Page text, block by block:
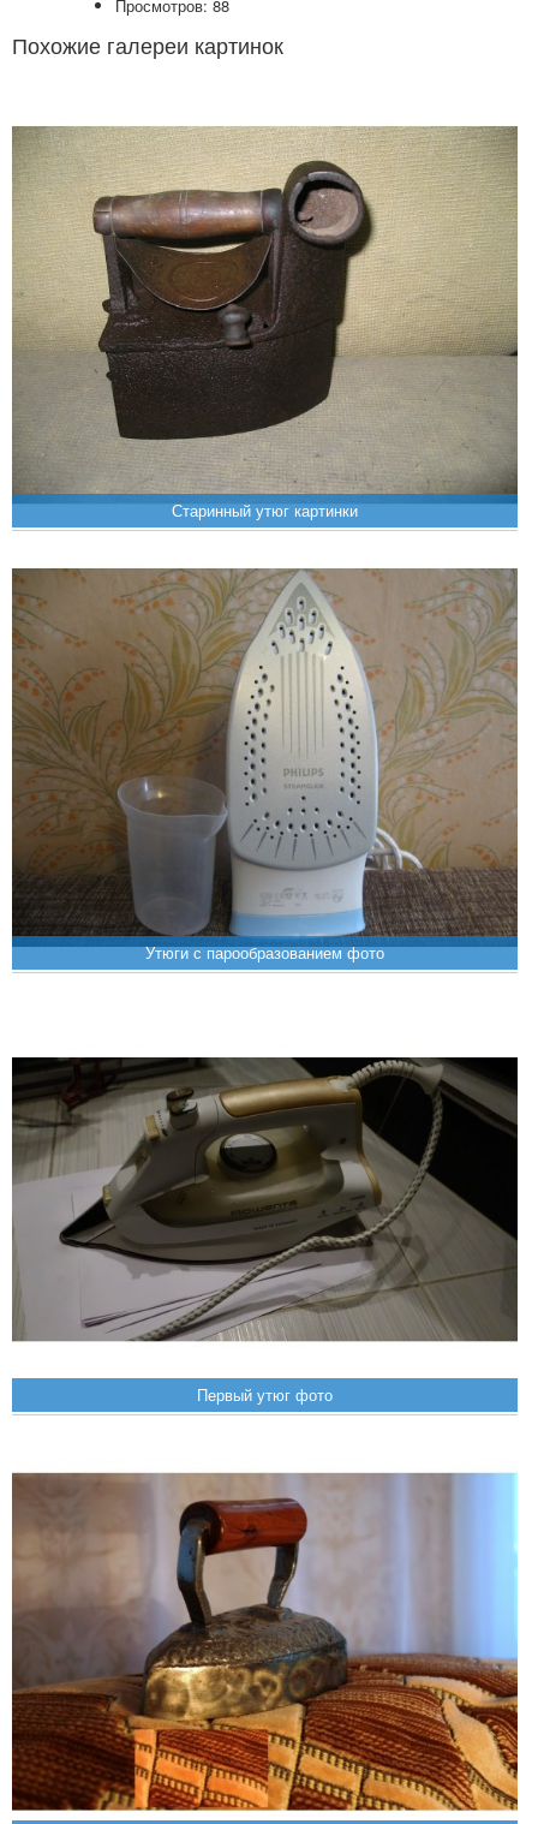
Просмотров: 88
Похожие галереи картинок
Старинный утюг картинки
Утюги с парообразованием фото
Первый утюг фото